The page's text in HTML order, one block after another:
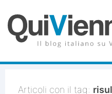
Articoli con il tag: